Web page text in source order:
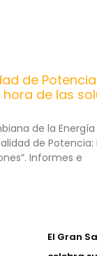
de
hora de las
de la Energía
de Potencia:
Informes e
El Gran